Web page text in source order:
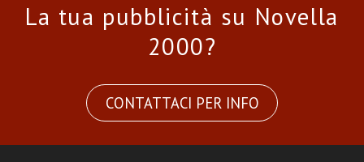
La tua pubblicità su Novella
2000?
CONTATTACI PER INFO